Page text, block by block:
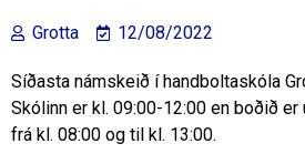
Grotta 12/08/2022
Síðasta námskeið í handboltaskóla
Skólinn er kl. 09:00-12:00 en boðið
frá kl. 08:00 og til kl. 13:00.